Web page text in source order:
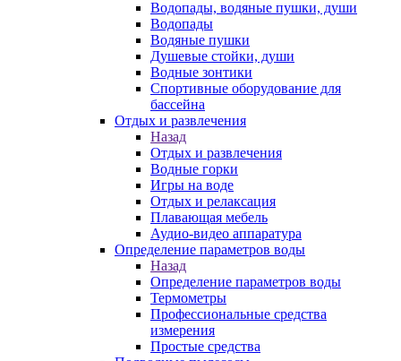
Водопады, водяные пушки, души
Водопады
Водяные пушки
Душевые стойки, души
Водные зонтики
Спортивные оборудование для
бассейна
Отдых и развлечения
Назад
Отдых и развлечения
Водные горки
Игры на воде
Отдых и релаксация
Плавающая мебель
Аудио-видео аппаратура
Определение параметров воды
Назад
Определение параметров воды
Термометры
Профессиональные средства
измерения
Простые средства